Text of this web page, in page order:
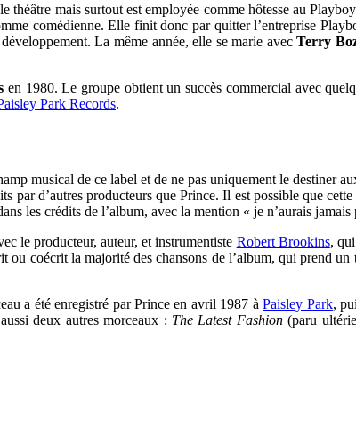
théâtre mais surtout est employée comme hôtesse au
comédienne. Elle finit donc par quitter l’entreprise
La même année, elle se marie avecTerry
en 1980. Le groupe obtient un succès commercial avec
Park Records.
musical de ce label et de ne pas uniquement le destiner
par d’autres producteurs que Prince. Il est possible que
les crédits de l’album, avec la mention « je n’aurais
le producteur, auteur, et instrumentiste Robert Brookins,
coécrit la majorité des chansons de l’album, qui prend un
a été enregistré par Prince en avril 1987 àPaisley Park,
deux autres morceaux : The Latest Fashion(paru